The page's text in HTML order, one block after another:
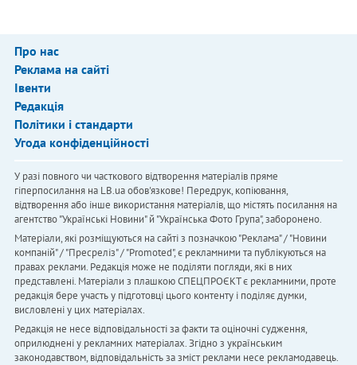
Про нас
Реклама на сайті
Івенти
Редакція
Політики і стандарти
Угода конфіденційності
У разі повного чи часткового відтворення матеріалів пряме
гіперпосилання на LB.ua обов'язкове! Передрук, копіювання,
відтворення або інше використання матеріалів, що містять посилання на
агентство "Українськi Новини" й "Українська Фото Група", заборонено.
Матеріали, які розміщуються на сайті з позначкою "Реклама" / "Новини
компаній" / "Пресреліз" / "Promoted", є рекламними та публікуються на
правах реклами. Редакція може не поділяти погляди, які в них
представлені. Матеріали з плашкою СПЕЦПРОЄКТ є рекламними, проте
редакція бере участь у підготовці цього контенту і поділяє думки,
висловлені у цих матеріалах.
Редакція не несе відповідальності за факти та оціночні судження,
оприлюднені у рекламних матеріалах. Згідно з українським
законодавством, відповідальність за зміст реклами несе рекламодавець.